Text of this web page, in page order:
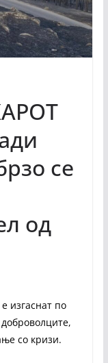
се
од
изгаснат по
со кризи.